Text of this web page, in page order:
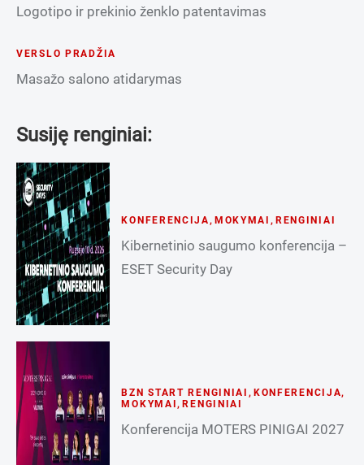
Logotipo ir prekinio ženklo patentavimas
VERSLO PRADŽIA
Masažo salono atidarymas
Susiję renginiai:
KONFERENCIJA , MOKYMAI , RENGINIAI
Kibernetinio saugumo konferencija –
ESET Security Day
BZN START RENGINIAI , KONFERENCIJA,
MOKYMAI ,RENGINIAI
Konferencija MOTERS PINIGAI 2027